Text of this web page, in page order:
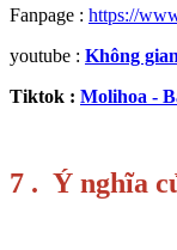
Fanpage : https://
youtube : Không
Tiktok : Molihoa -
7 . Ý nghĩa